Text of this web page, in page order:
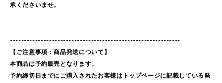
承くださいませ。
-------------------------------------------------------------
【ご注意事項：商品発送について】
本商品は予約販売となります。
予約締切日までにご購入されたお客様はトップページに記載している発